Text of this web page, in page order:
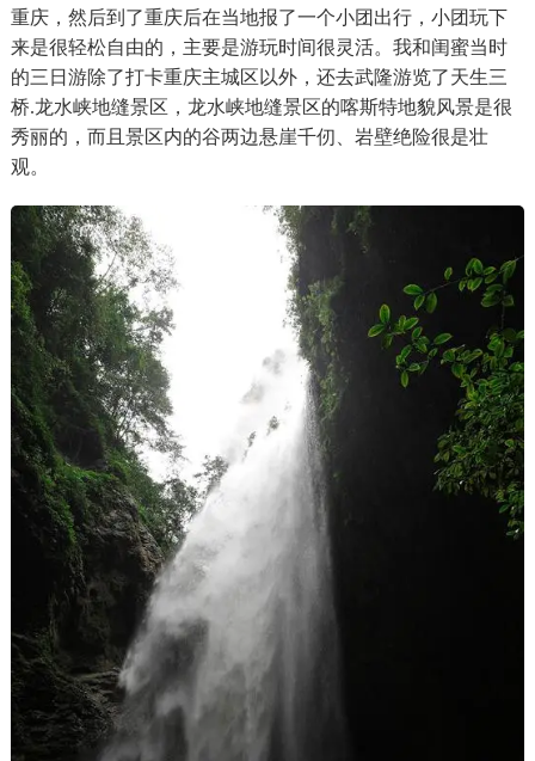
重庆，然后到了重庆后在当地报了一个小团出行，小团玩下
来是很轻松自由的，主要是游玩时间很灵活。我和闺蜜当时
的三日游除了打卡重庆主城区以外，还去武隆游览了天生三
桥.龙水峡地缝景区，龙水峡地缝景区的喀斯特地貌风景是很
秀丽的，而且景区内的谷两边悬崖千仞、岩壁绝险很是壮
观。